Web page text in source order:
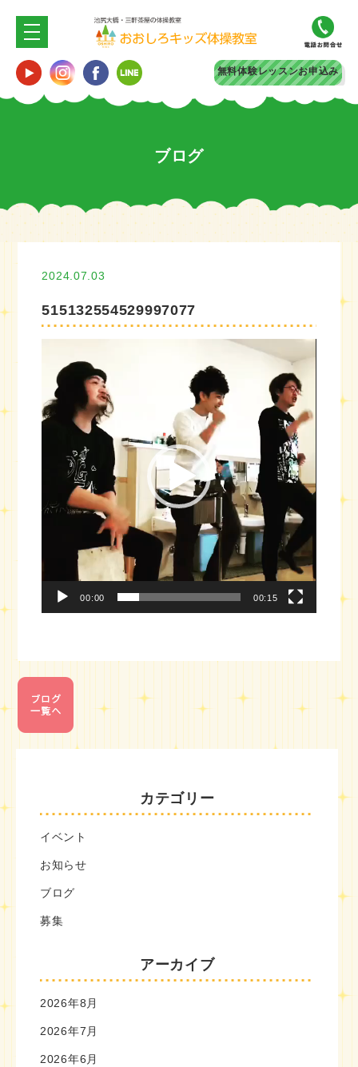
無料体験レッスンお申込み
ブログ
カテゴリー
イベント
お知らせ
ブログ
募集
アーカイブ
2026年8月
2026年7月
2026年6月
2024.07.03
515132554529997077
レ
00:00 00:15